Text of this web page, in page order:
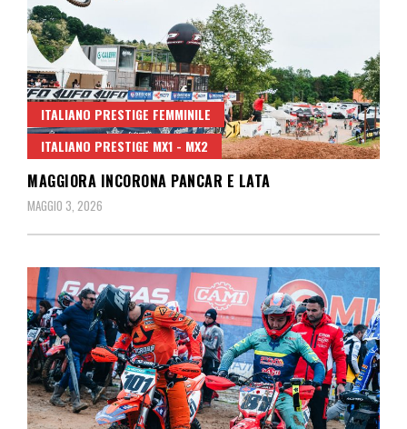
ITALIANO PRESTIGE FEMMINILE
ITALIANO PRESTIGE MX1 - MX2
MAGGIORA INCORONA PANCAR E LATA
MAGGIO 3, 2026